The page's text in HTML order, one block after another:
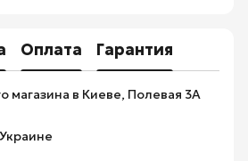
Оплата Гарантия
магазина в Киеве, Полевая 3А